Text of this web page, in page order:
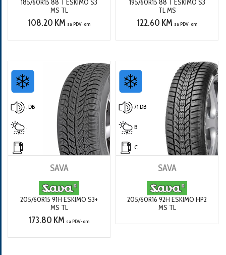
185/60R15 88 T ESKIMO S3
MS TL
108.20 KM sa PDV-om
195/60R15 88 T ESKIMO S3
TL MS
122.60 KM sa PDV-om
. DB
.
.
SAVA
205/60R15 91H ESKIMO S3+
MS TL
173.80 KM sa PDV-om
71 DB
B
C
SAVA
205/60R16 92H ESKIMO HP2
MS TL